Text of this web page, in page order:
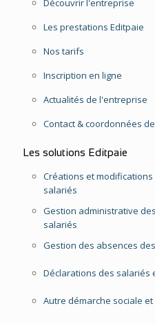
Découvrir l'entreprise
Les prestations Editpaie
Nos tarifs
Inscription en ligne
Actualités de l'entreprise
Contact & coordonnées
Les solutions Editpaie
Créations et
salariés
Gestion administrative
salariés
Gestion des absences
Déclarations des salariés
Autre démarche sociale